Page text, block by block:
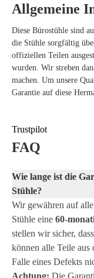
Vorteile des
Verstellbare
Atmungsaktive
Nacken
Unterstützt eine
Langlebige
Arbeitsplatz ein
darauf vertrauen
Sie noch heute Kontakt
und erleben Sie selbst,
Sitzkomfort auf ein
Allgemeine
Diese Bürostühle sind
die Stühle sorgfältig
offiziellen Teilen
wurden. Wir streben
machen. Um unsere
Garantie auf diese
Trustpilot
FAQ
Wie lange ist die
Stühle?
Wir gewähren auf
Stühle eine 60-
stellen wir sicher,
können alle Teile
Falle eines Defekts
Achtung: Die